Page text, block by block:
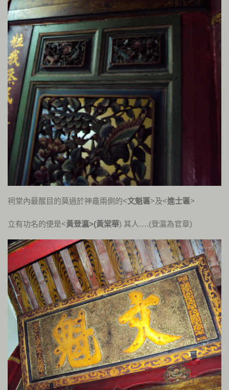
祠堂內最醒目的莫過於神龕兩側的<文魁匾>及<進士匾>
立有功名的便是<黃登瀛>(黃棠華) 其人….(登瀛為官章)